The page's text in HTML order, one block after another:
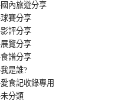
國內旅遊分享
球賽分享
影評分享
展覽分享
食譜分享
我是誰?
愛食記收錄專用
未分類